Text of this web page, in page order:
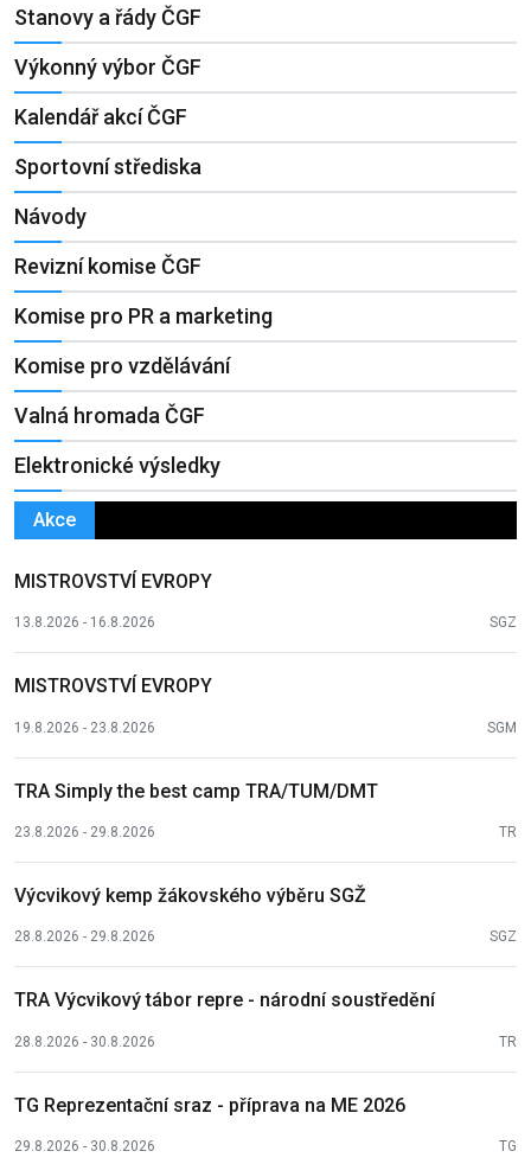
Stanovy a řády ČGF
Výkonný výbor ČGF
Kalendář akcí ČGF
Sportovní střediska
Návody
Revizní komise ČGF
Komise pro PR a marketing
Komise pro vzdělávání
Valná hromada ČGF
Elektronické výsledky
Akce
MISTROVSTVÍ EVROPY
13.8.2026 - 16.8.2026 SGZ
MISTROVSTVÍ EVROPY
19.8.2026 - 23.8.2026 SGM
TRA Simply the best camp TRA/TUM/DMT
23.8.2026 - 29.8.2026 TR
Výcvikový kemp žákovského výběru SGŽ
28.8.2026 - 29.8.2026 SGZ
TRA Výcvikový tábor repre - národní soustředění
28.8.2026 - 30.8.2026 TR
TG Reprezentační sraz - příprava na ME 2026
29.8.2026 - 30.8.2026 TG